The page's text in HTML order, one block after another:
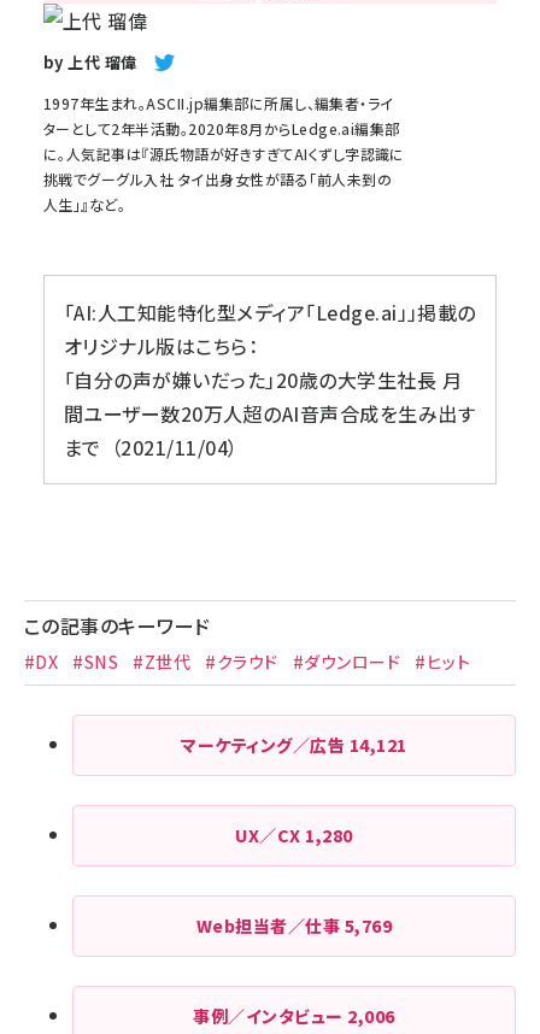
by上代 瑠偉
1997年生まれ。ASCII.jp編集部に所属し、編集者・ライ
ターとして2年半活動。2020年8月からLedge.ai編集部
に。人気記事は『源氏物語が好きすぎてAIくずし字認識に
挑戦でグーグル入社 タイ出身女性が語る「前人未到の
人生」』など。
「AI:人工知能特化型メディア「Ledge.ai」」掲載の
オリジナル版はこちら
「自分の声が嫌いだった」20歳の大学生社長 月
間ユーザー数20万人超のAI音声合成を生み出す
まで
2021/11/04
この記事のキーワード
#DX #SNS #Z世代 #クラウド #ダウンロード #ヒット
マーケティング／広告 14,121
UX／CX 1,280
Web担当者／仕事 5,769
事例／インタビュー 2,006